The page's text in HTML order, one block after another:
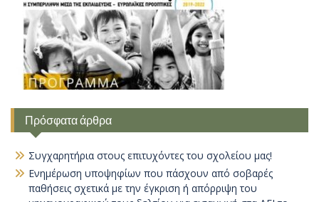
Πρόσφατα άρθρα
Συγχαρητήρια στους επιτυχόντες του σχολείου μας!
Ενημέρωση υποψηφίων που πάσχουν από σοβαρές
παθήσεις σχετικά με την έγκριση ή απόρριψη του